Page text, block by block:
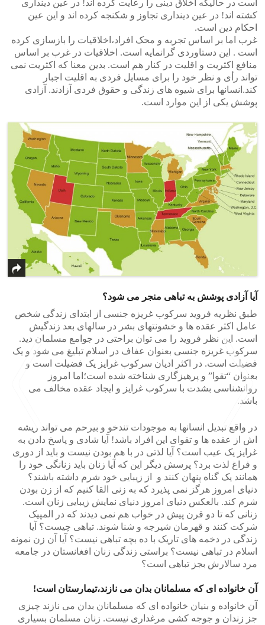
است در حالیکه اخلاق دینی را رعایت کرده اند! در عین دینداری
کشته اند! در عین دینداری تجاوز و شکنجه کرده اند و این عین
احکام دین است.
غرب اما بر اساس تجربه و محک افراد،اخلاقیات را بازسازی کرده
است . این دستاوردی گرانمایه است. اخلاقیات در غرب بر اساس
منافع اکثریت و اقلیت در کنار هم است. بدین معنا که اکثریت نمی
تواند رأی و نظر خود را برای مسایل فردی به اقلیت اجبار
کند.انسانها برای شیوه های زندگی و حقوق فردی آزادند. آزادی
پوشش یکی از این موارد است.
آیا آزادی پوشش به تباهی منجر می شود؟
طبق نظریه فروید سرکوب غریزه جنسی از ابتدای زندگی شخص
عامل اکثر عقده ها و خشونتهای بشر در سالهای بعد زندگیش
است. این نظر فروید را می توان براحتی در جوامع مسلمان دید.
سرکوب غریزه جنسی بعنوان عفاف در اسلام تبلیغ می شود و یک
فضیلت است. در اکثر ادیان سرکوب غرایز یک فضیلت است و
بعنوان “تقوا” و پرهیزگاری شناخته شده است؛اما امروز
روانشناسی بشدت با سرکوب غرایز و ایجاد عقده مخالف می
باشد.
در واقع تبدیل انسانها به موجودات تندخو و بیرحم می تواند ریشه
اش از عقده ها و تقوای این افراد باشد! آیا شادی و پاسخ دادن به
غرایز یک عیب است؟ آیا لذتی در با هم بودن نیست و باید از دوری
و فراغ لذت برد؟ پرسش دیگر این که آیا زنان باید زنانگی خود را
همانند یک گناه پنهان کنند و از زیبایی خود شرم داشته باشند؟
دنیای امروز هرگز نمی پذیرد که به زنی القا کنیم که از زن بودن
شرم کند. بالعکس دنیای امروز دنیای نمایش زیبایی زنان است.
زنانی که تا دو قرن پیش در خواب هم نمی دیدند که در المپیک
شرکت کنند و قهرمان شیرجه و شنا شوند. تباهی چیست؟ آیا
زندگی در دخمه های تاریک با ده بچه تباهی نیست؟ آیا آن زن نمونه
اسلام در تباهی نیست؟ براستی زندگی زنان افغانستان در جامعه
مرد سالارش بجز تباهی است؟
آن خانواده ای که مسلمانان بدان می نازند،تیمارستان است!
آن خانواده و بنیان خانواده ای که مسلمانان بدان می نازند چیزی
جز زندان و جوجه کشی مرغداری نیست. زنان مسلمان بسیاری
<
>